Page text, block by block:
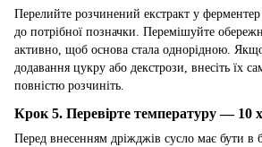
Перелийте розчинений екстракт у
до потрібної позначки. Перемішуйте
активно, щоб основа стала однорідною.
додавання цукру або декстрози, внесіть їх
повністю розчиніть.
Крок 5. Перевірте температуру — 10
Перед внесенням дріжджів сусло має бути в